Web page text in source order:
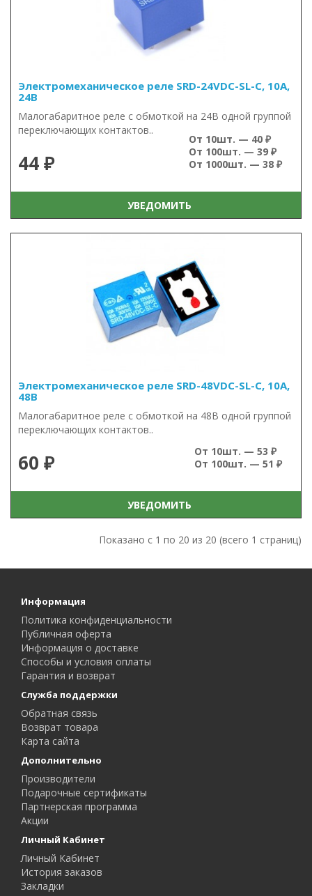
Электромеханическое реле SRD-24VDC-SL-C, 10А,
24В
Малогабаритное реле с обмоткой на 24В одной группой
переключающих контактов..
44 ₽
От 10шт. — 40 ₽
От 100шт. — 39 ₽
От 1000шт. — 38 ₽
УВЕДОМИТЬ
Электромеханическое реле SRD-48VDC-SL-C, 10А,
48В
Малогабаритное реле с обмоткой на 48В одной группой
переключающих контактов..
60 ₽
От 10шт. — 53 ₽
От 100шт. — 51 ₽
УВЕДОМИТЬ
Показано с 1 по 20 из 20 (всего 1 страниц)
Информация
Политика конфиденциальности
Публичная оферта
Информация о доставке
Способы и условия оплаты
Гарантия и возврат
Служба поддержки
Обратная связь
Возврат товара
Карта сайта
Дополнительно
Производители
Подарочные сертификаты
Партнерская программа
Акции
Личный Кабинет
Личный Кабинет
История заказов
Закладки